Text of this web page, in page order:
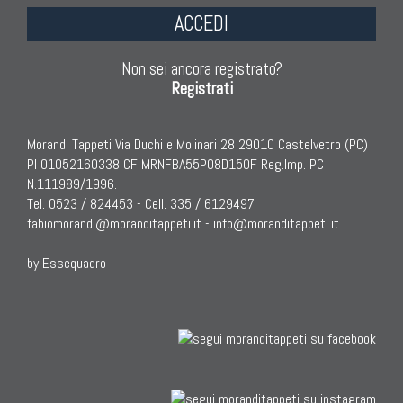
Kilim Vecchi E Antichi
Arazzi E Ricami
TAPPETI PER ARREDAMENTO
Tappeti Turchi Vecchi E Nuovi
ACCEDI
Non sei ancora registrato?
Registrati
Morandi Tappeti Via Duchi e Molinari 28 29010 Castelvetro (PC)
PI 01052160338 CF MRNFBA55P08D150F Reg.Imp. PC
N.111989/1996.
Tel. 0523 / 824453 - Cell. 335 / 6129497
fabiomorandi@moranditappeti.it - info@moranditappeti.it
by Essequadro